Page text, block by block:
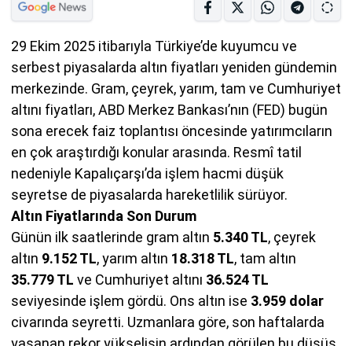
29 Ekim 2025 itibarıyla Türkiye’de kuyumcu ve
serbest piyasalarda altın fiyatları yeniden gündemin
merkezinde. Gram, çeyrek, yarım, tam ve Cumhuriyet
altını fiyatları, ABD Merkez Bankası’nın (FED) bugün
sona erecek faiz toplantısı öncesinde yatırımcıların
en çok araştırdığı konular arasında. Resmî tatil
nedeniyle Kapalıçarşı’da işlem hacmi düşük
seyretse de piyasalarda hareketlilik sürüyor.
Altın Fiyatlarında Son Durum
Günün ilk saatlerinde gram altın 5.340 TL, çeyrek
altın 9.152 TL, yarım altın 18.318 TL, tam altın
35.779 TL ve Cumhuriyet altını 36.524 TL
seviyesinde işlem gördü. Ons altın ise 3.959 dolar
civarında seyretti. Uzmanlara göre, son haftalarda